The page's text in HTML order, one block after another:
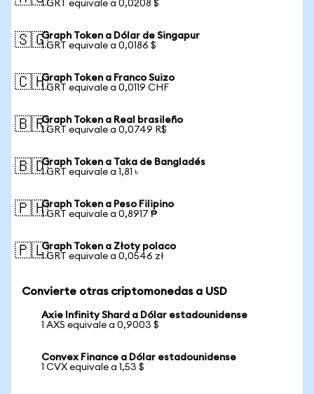
1 GRT equivale a 0,0208 $
🇸🇬Graph Token a Dólar de Singapur
1 GRT equivale a 0,0186 $
🇨🇭Graph Token a Franco Suizo
1 GRT equivale a 0,0119 CHF
🇧🇷Graph Token a Real brasileño
1 GRT equivale a 0,0749 R$
🇧🇩Graph Token a Taka de Bangladés
1 GRT equivale a 1,81 ৳
🇵🇭Graph Token a Peso Filipino
1 GRT equivale a 0,8917 ₱
🇵🇱Graph Token a Złoty polaco
1 GRT equivale a 0,0546 zł
Convierte otras criptomonedas a USD
Axie Infinity Shard a Dólar estadounidense
1 AXS equivale a 0,9003 $
Convex Finance a Dólar estadounidense
1 CVX equivale a 1,53 $